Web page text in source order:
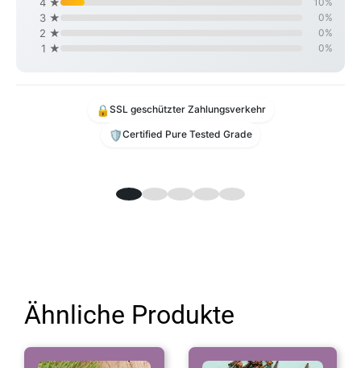
3 ★ 0%
2 ★ 0%
1 ★ 0%
🔒 SSL geschützter Zahlungsverkehr
🛡️Certified Pure Tested Grade
Ähnliche Produkte